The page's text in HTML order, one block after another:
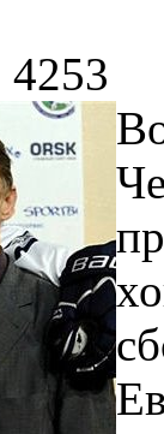
4253